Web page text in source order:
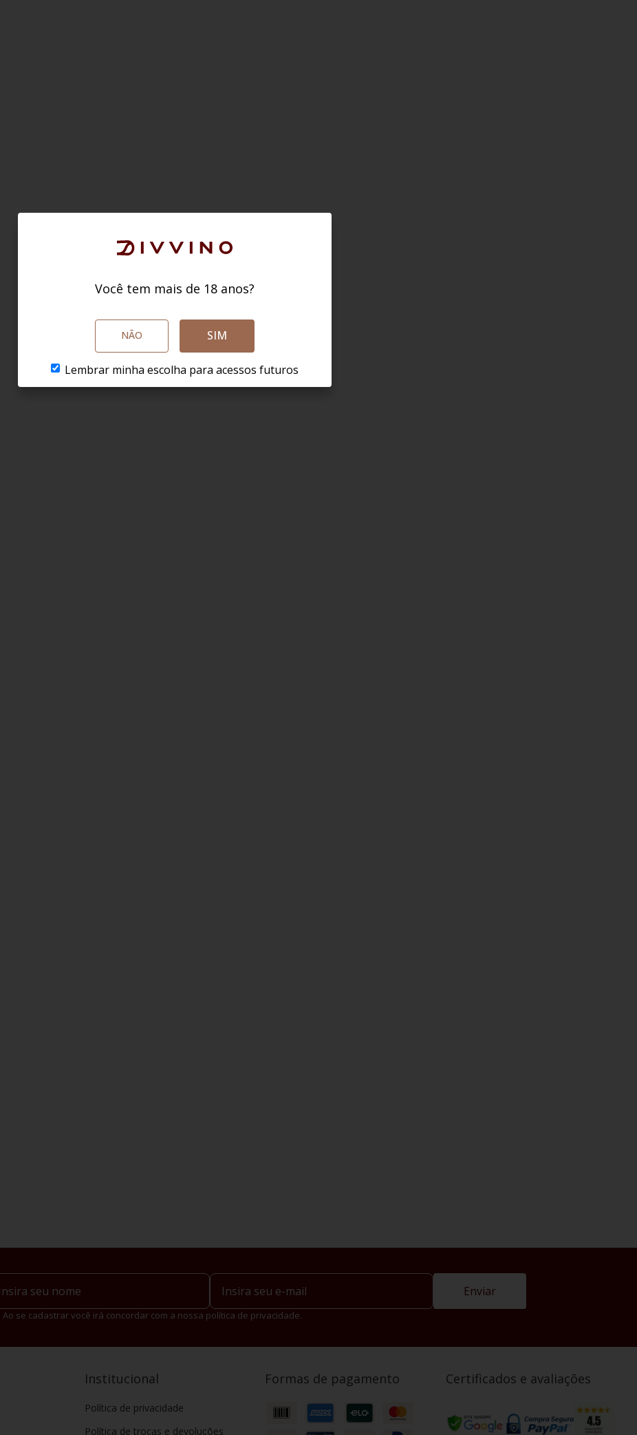
Enviar
Ao se cadastrar você irá concordar com a nossa política de privacidade.
Institucional
Política de privacidade
Política de trocas e devoluções
Formas de pagamento Certificados e avaliações
Você tem mais de 18 anos?
NÃO SIM
Lembrar minha escolha para acessos futuros